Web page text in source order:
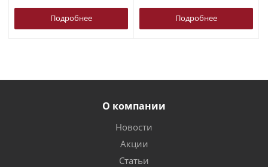
Подробнее Подробнее
О компании
Новости
Акции
Статьи